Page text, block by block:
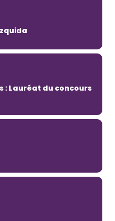
: Lauréat du concours